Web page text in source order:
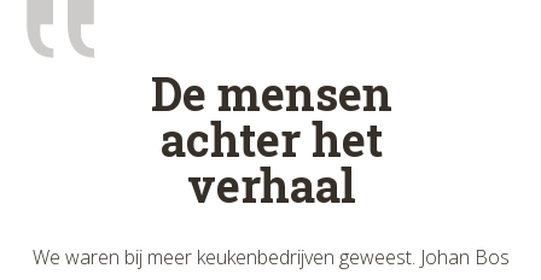
De mensen
achter het
verhaal
We waren bij meer keukenbedrijven geweest. Johan Bos